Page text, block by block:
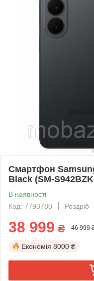
Смартфон
Black (SM-
В наявності
Код: 7793780
Роздріб
38 999 ₴ 46 999
Економія 8000 ₴